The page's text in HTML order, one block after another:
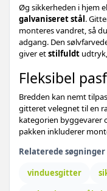
Øg sikkerheden i hjem
galvaniseret stål.
monteres vandret, så
adgang. Den
giver etstilfuldt
Fleksibel
Bredden kan nemt
gitteret velegnet til en
kategorien byggevarer
pakken inkluderer
Relaterede søgninger
vinduesgitter
1140 mm, 3
justerbar
tværstænger
tværstænger -
stål,